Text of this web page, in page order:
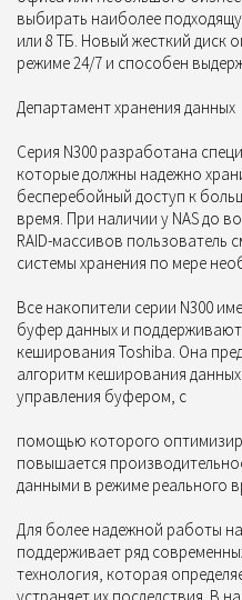
выбирать наиболее
или 8 ТБ. Новый жесткий диск
режиме 24/7 и способен
Департамент хранения данных
Серия N300 разработана
которые должны надежно
бесперебойный доступ к
время. При наличии у NAS до
RAID-массивов пользователь
системы хранения по мере
Все накопители серии N300
буфер данных и
кеширования Toshiba. Она
алгоритм кеширования
управления буфером, с
помощью которого
повышается
данными в режиме реального
Для более надежной работы
поддерживает ряд
технология, которая